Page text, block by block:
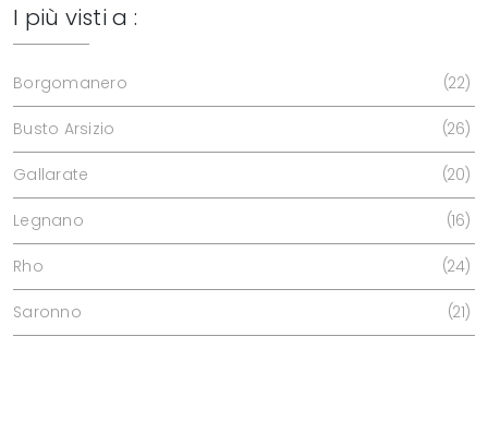
I più visti a :
Borgomanero 22
Busto Arsizio 26
Gallarate 20
Legnano 16
Rho 24
Saronno 21